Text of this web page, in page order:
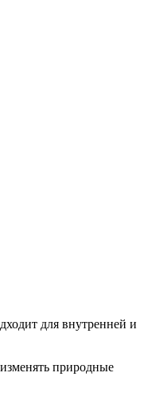
для внутренней и
природные